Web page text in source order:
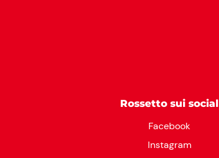
Rossetto sui social
Facebook
Instagram